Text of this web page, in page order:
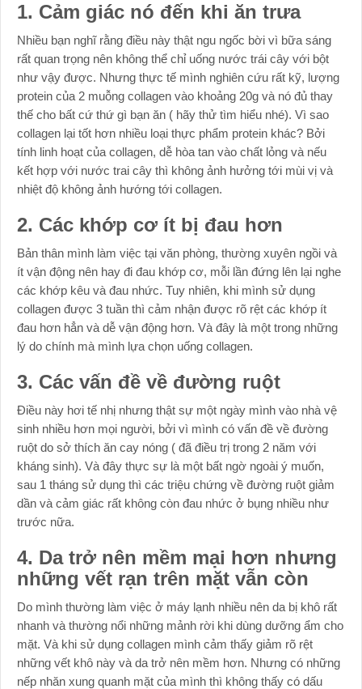
1. Cảm giác nó đến khi ăn trưa
Nhiều bạn nghĩ rằng điều này thật ngu ngốc bời vì bữa sáng
rất quan trọng nên không thể chỉ uống nước trái cây với bột
như vậy được. Nhưng thực tế mình nghiên cứu rất kỹ, lượng
protein của 2 muỗng collagen vào khoảng 20g và nó đủ thay
thế cho bất cứ thứ gì bạn ăn ( hãy thử tìm hiểu nhé). Vì sao
collagen lại tốt hơn nhiều loại thực phẩm protein khác? Bởi
tính linh hoạt của collagen, dễ hòa tan vào chất lỏng và nếu
kết hợp với nước trai cây thì không ảnh hưởng tới mùi vị và
nhiệt độ không ảnh hướng tới collagen.
2. Các khớp cơ ít bị đau hơn
Bản thân mình làm việc tại văn phòng, thường xuyên ngồi và
ít vận động nên hay đi đau khớp cơ, mỗi lần đứng lên lại nghe
các khớp kêu và đau nhức. Tuy nhiên, khi mình sử dụng
collagen được 3 tuần thì cảm nhận được rõ rệt các khớp ít
đau hơn hẳn và dễ vận động hơn. Và đây là một trong những
lý do chính mà mình lựa chọn uống collagen.
3. Các vấn đề về đường ruột
Điều này hơi tế nhị nhưng thật sự một ngày mình vào nhà vệ
sinh nhiều hơn mọi người, bởi vì mình có vấn đề về đường
ruột do sở thích ăn cay nóng ( đã điều trị trong 2 năm với
kháng sinh). Và đây thực sự là một bất ngờ ngoài ý muốn,
sau 1 tháng sử dụng thì các triệu chứng về đường ruột giảm
dần và cảm giác rất không còn đau nhức ở bụng nhiều như
trước nữa.
4. Da trở nên mềm mại hơn nhưng
những vết rạn trên mặt vẫn còn
Do mình thường làm việc ở máy lạnh nhiều nên da bị khô rất
nhanh và thường nổi những mảnh rời khi dùng dưỡng ẩm cho
mặt. Và khi sử dụng collagen mình cảm thấy giảm rõ rệt
những vết khô này và da trở nên mềm hơn. Nhưng có những
nếp nhăn xung quanh mặt của mình thì không thấy có dấu